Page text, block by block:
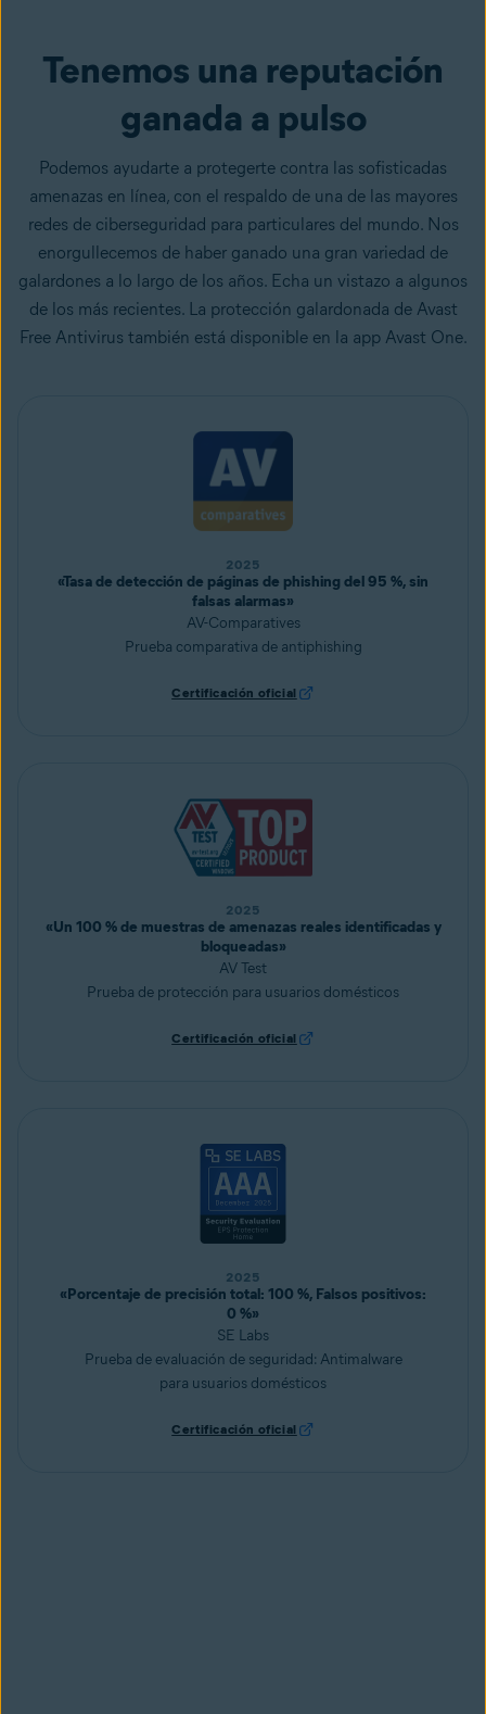
Tenemos una reputación
ganada a pulso
Podemos ayudarte a protegerte contra las sofisticadas
amenazas en línea, con el respaldo de una de las mayores
redes de ciberseguridad para particulares del mundo. Nos
enorgullecemos de haber ganado una gran variedad de
galardones a lo largo de los años. Echa un vistazo a algunos
de los más recientes. La protección galardonada de Avast
Free Antivirus también está disponible en la app Avast One.
2025
«Tasa de detección de páginas de phishing del 95 %, sin
falsas alarmas»
AV-Comparatives
Prueba comparativa de antiphishing
Certificación oficial
2025
«Un 100 % de muestras de amenazas reales identificadas y
bloqueadas»
AV Test
Prueba de protección para usuarios domésticos
Certificación oficial
2025
«Porcentaje de precisión total: 100 %, Falsos positivos:
0 %»
SE Labs
Prueba de evaluación de seguridad: Antimalware
para usuarios domésticos
Certificación oficial